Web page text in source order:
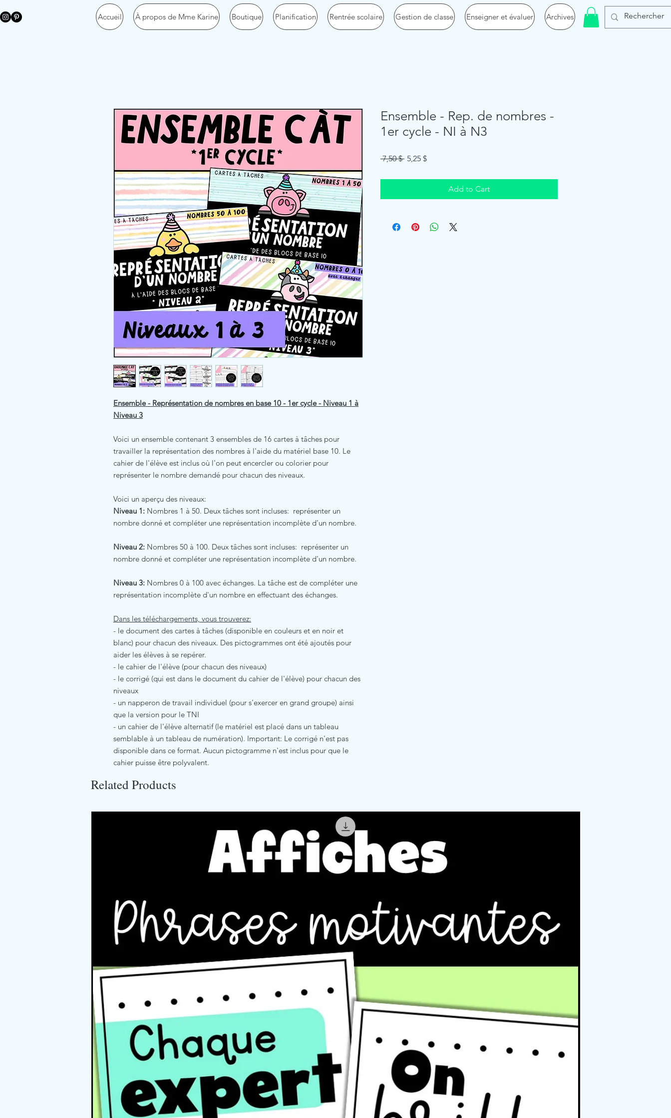
Accueil À propos de Mme Karine Boutique Planification Rentrée scolaire Gestion de classe Enseigner et évaluer Archives
Ensemble - Représentation de nombres en base 10 - 1er cycle - Niveau 1 à
Niveau 3
Voici un ensemble contenant 3 ensembles de 16 cartes à tâches pour
travailler la représentation des nombres à l'aide du matériel base 10. Le
cahier de l'élève est inclus où l'on peut encercler ou colorier pour
représenter le nombre demandé pour chacun des niveaux.
Voici un aperçu des niveaux:
Niveau 1: Nombres 1 à 50. Deux tâches sont incluses: représenter un
nombre donné et compléter une représentation incomplète d'un nombre.
Niveau 2: Nombres 50 à 100. Deux tâches sont incluses: représenter un
nombre donné et compléter une représentation incomplète d'un nombre.
Niveau 3: Nombres 0 à 100 avec échanges. La tâche est de compléter une
représentation incomplète d'un nombre en effectuant des échanges.
Dans les téléchargements, vous trouverez:
- le document des cartes à tâches (disponible en couleurs et en noir et
blanc) pour chacun des niveaux. Des pictogrammes ont été ajoutés pour
aider les élèves à se repérer.
- le cahier de l'élève (pour chacun des niveaux)
- le corrigé (qui est dans le document du cahier de l'élève) pour chacun des
niveaux
- un napperon de travail individuel (pour s'exercer en grand groupe) ainsi
que la version pour le TNI
- un cahier de l'élève alternatif (le matériel est placé dans un tableau
semblable à un tableau de numération). Important: Le corrigé n'est pas
disponible dans ce format. Aucun pictogramme n'est inclus pour que le
cahier puisse être polyvalent.
Ensemble - Rep. de nombres -
1er cycle - NI à N3
7,50 $ Regular
5,25 $Sale
Add to Cart
Related Products